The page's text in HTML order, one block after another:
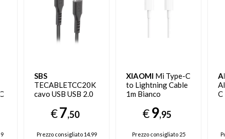
SBS
TECABLETCC20K
cavo USB USB 2.0
€7,50
Prezzo consigliato14.99
XIAOMI Mi Type-C
to Lightning Cable
1m Bianco
€9,95
Prezzo consigliato25
C